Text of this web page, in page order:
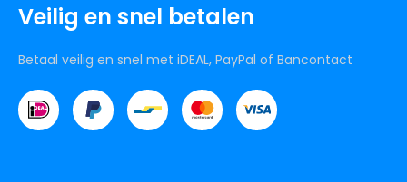
Veilig en snel betalen
Betaal veilig en snel met iDEAL, PayPal of Bancontact